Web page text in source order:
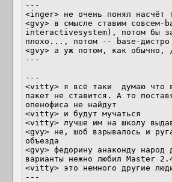
---
<inger> не очень понял насчёт
<gvy> в смысле ставим совсем-
interactivesystem), потом бы
плохо..., потом -- base-дистро
<gvy> а уж потом, как обычно,
---
---
<vitty> я всё таки  думаю что в
пакет не ставится. А то
опенофиса не найдут
<vitty> и будут мучаться
<vitty> лучше им на школу
<gvy> не, шоб взрывалось и
объезда
<gvy> федорину анаконду
варианты нежно любил Master
<vitty> это немного другие
---